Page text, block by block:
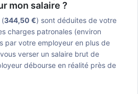
mon salaire ?
(344,50 €) sont déduites de votre
charges patronales (environ
par votre employeur en plus de
verser un salaire brut de
débourse en réalité près de